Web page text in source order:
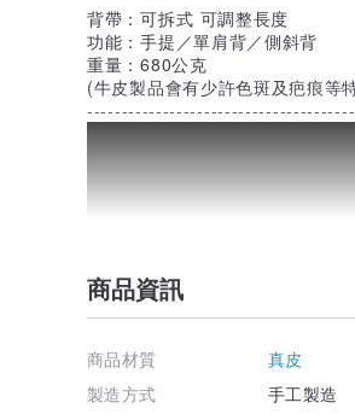
背帶：可拆式 可調整長度
功能：手提／單肩背／側斜背
重量：680公克
(牛皮製品會有少許色斑及疤痕等
商品資訊
商品材質
真皮
製造方式
手工製造